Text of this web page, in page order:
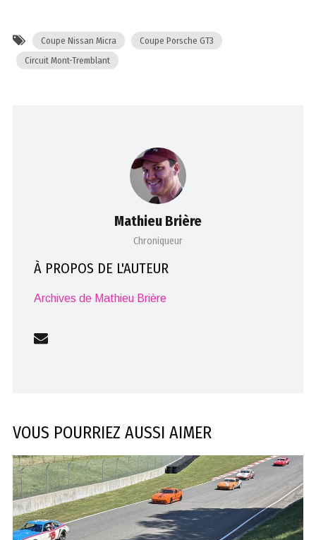
Coupe Nissan Micra
Coupe Porsche GT3
Circuit Mont-Tremblant
Mathieu Brière
Chroniqueur
À PROPOS DE L'AUTEUR
Archives de Mathieu Brière
VOUS POURRIEZ AUSSI AIMER